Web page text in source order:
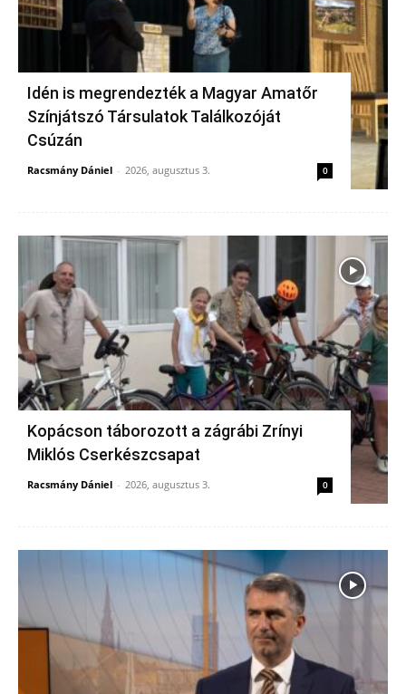
Idén is megrendezték a Magyar Amatőr
Színjátszó Társulatok Találkozóját
Csúzán
Racsmány Dániel - 2026, augusztus 3. 0
Kopácson táborozott a zágrábi Zrínyi
Miklós Cserkészcsapat
Racsmány Dániel - 2026, augusztus 3. 0